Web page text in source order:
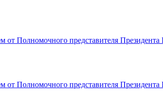
Полномочного представителя
Полномочного представителя